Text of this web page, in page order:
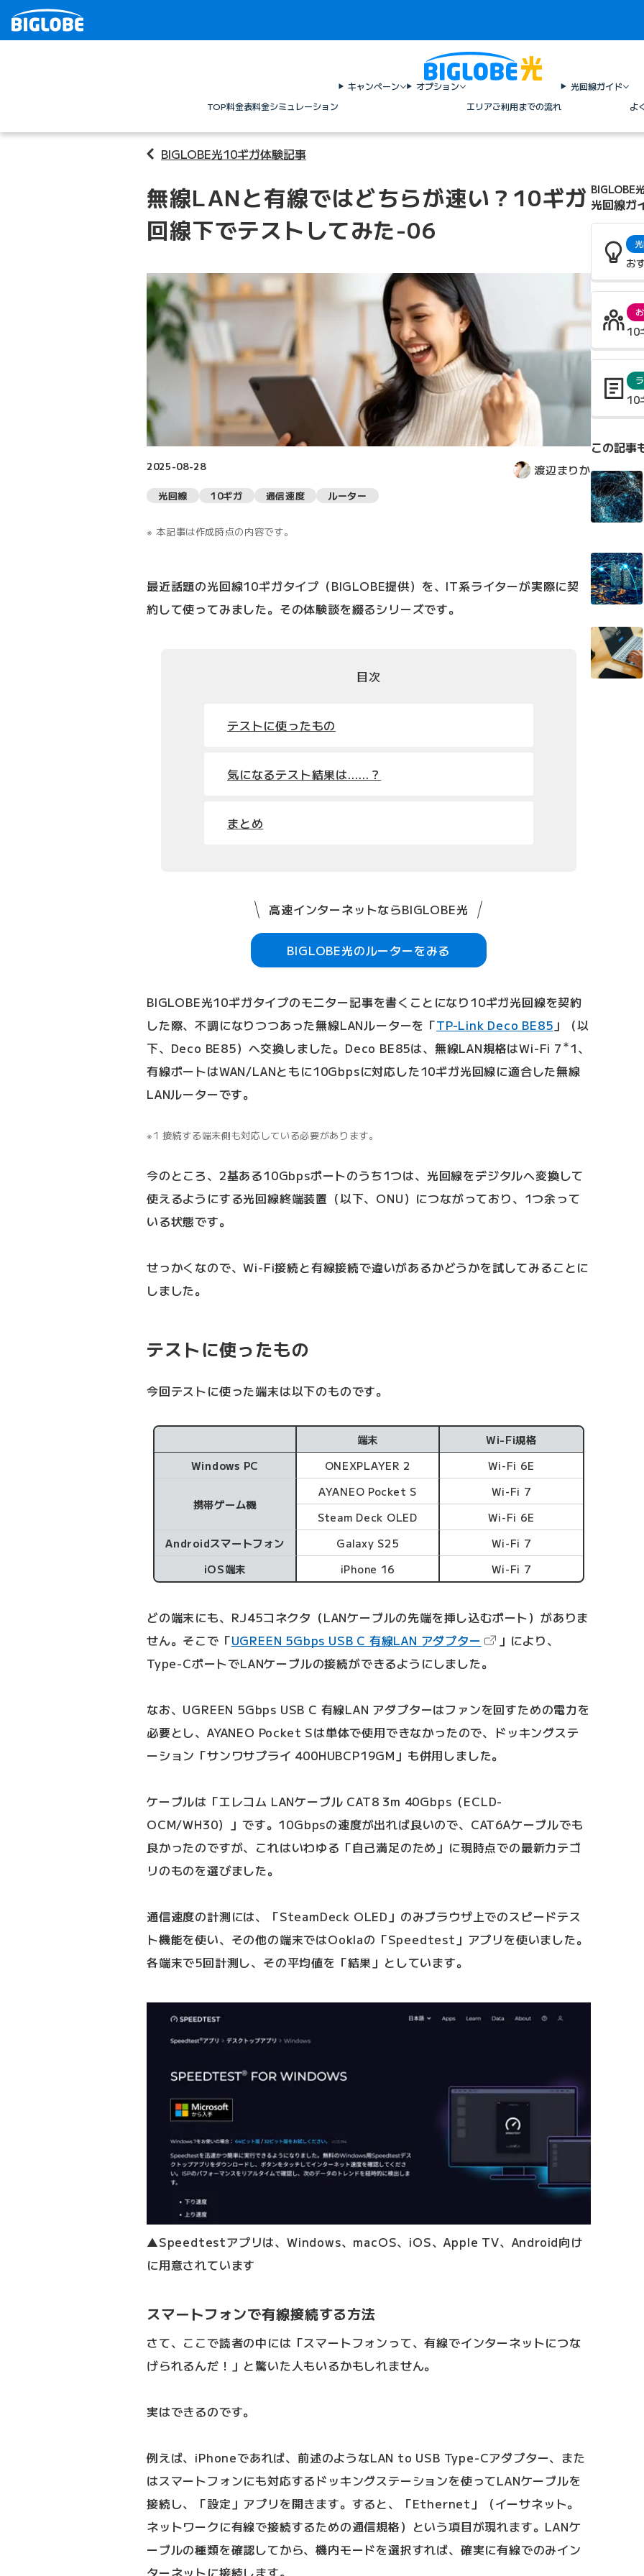
TOP料金表料金シミュレーション
キャンペーン
オプション
エリアご利用までの流れ
光回線ガイド
よ
BIGLOBE光10ギガ体験記事
無線LANと有線ではどちらが速い？10ギガ
回線下でテストしてみた-06
2025-08-28 渡辺まりか
光回線 10ギガ 通信速度 ルーター
本記事は作成時点の内容です。
最近話題の光回線10ギガタイプ（BIGLOBE提供）を、IT系ライターが実際に契
約して使ってみました。その体験談を綴るシリーズです。
目次
テストに使ったもの
気になるテスト結果は……？
まとめ
高速インターネットならBIGLOBE光
BIGLOBE光のルーターをみる
BIGLOBE光10ギガタイプのモニター記事を書くことになり10ギガ光回線を契約
した際、不調になりつつあった無線LANルーターを「TP-Link Deco BE85 」（以
下、Deco BE85）へ交換しました。Deco BE85は、無線LAN規格はWi-Fi 7 ＊1、
有線ポートはWAN/LANともに10Gbpsに対応した10ギガ光回線に適合した無線
LANルーターです。
1 接続する端末側も対応している必要があります。
今のところ、2基ある10Gbpsポートのうち1つは、光回線をデジタルへ変換して
使えるようにする光回線終端装置（以下、ONU）につながっており、1つ余って
いる状態です。
せっかくなので、Wi-Fi接続と有線接続で違いがあるかどうかを試してみることに
しました。
テストに使ったもの
今回テストに使った端末は以下のものです。
端末
Wi-Fi規格
Windows PC
ONEXPLAYER 2 Wi-Fi 6E
携帯ゲーム機
AYANEO Pocket S
Wi-Fi 7
Steam Deck OLED
Wi-Fi 6E
Androidスマートフォン
Galaxy S25
Wi-Fi 7
iOS端末
iPhone 16 Wi-Fi 7
どの端末にも、RJ45コネクタ（LANケーブルの先端を挿し込むポート）がありま
せん。そこで「UGREEN 5Gbps USB C 有線LAN アダプター （新しいタブで開きます）
」により、
Type-CポートでLANケーブルの接続ができるようにしました。
なお、UGREEN 5Gbps USB C 有線LAN アダプターはファンを回すための電力を
必要とし、AYANEO Pocket Sは単体で使用できなかったので、ドッキングステ
ーション「サンワサプライ 400HUBCP19GM」も併用しました。
ケーブルは「エレコム LANケーブル CAT8 3m 40Gbps（ECLD-
OCM/WH30）」です。10Gbpsの速度が出れば良いので、CAT6Aケーブルでも
良かったのですが、これはいわゆる「自己満足のため」に現時点での最新カテゴ
リのものを選びました。
通信速度の計測には、「SteamDeck OLED」のみブラウザ上でのスピードテス
ト機能を使い、その他の端末ではOoklaの「Speedtest」アプリを使いました。
各端末で5回計測し、その平均値を「結果」としています。
▲Speedtestアプリは、Windows、macOS、iOS、Apple TV、Android向け
に用意されています
スマートフォンで有線接続する方法
さて、ここで読者の中には「スマートフォンって、有線でインターネットにつな
げられるんだ！」と驚いた人もいるかもしれません。
実はできるのです。
例えば、iPhoneであれば、前述のようなLAN to USB Type-Cアダプター、また
はスマートフォンにも対応するドッキングステーションを使ってLANケーブルを
接続し、「設定」アプリを開きます。すると、「Ethernet」（イーサネット。
ネットワークに有線で接続するための通信規格）という項目が現れます。LANケ
ーブルの種類を確認してから、機内モードを選択すれば、確実に有線でのみイン
ターネットに接続します。
BIGLOBE光
光回線ガ
お
10
10
この記事